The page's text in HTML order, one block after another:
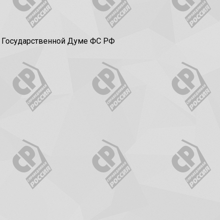
Государственной Думе ФС РФ